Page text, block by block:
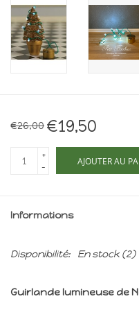
Maison de souris
miniature - The Mouse
Mansion
Mon site
Offres
€26,00 €19,50
+
-
AJOUTER AU
Informations
Disponibilité: En stock (2)
Guirlande lumineuse de